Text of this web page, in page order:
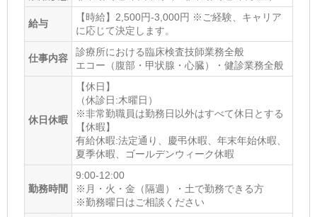
給与
【時給】2,500円-3,000円 ※ご経験、キャリア
に応じて決定します。
仕事内容
診療所における臨床検査技師業務全般
エコー（腹部・甲状腺・心臓）・健診業務全般
休日休暇
【休日】
（休診日:木曜日）
※非常勤職員は勤務日以外はすべて休日とする
【休暇】
有給休暇:法定通り、慶弔休暇、年末年始休暇、
夏季休暇、ゴールデンウィーク休暇
勤務時間
9:00-12:00
※月・火・金（隔週）・土で勤務できる方
※勤務曜日はご相談ください